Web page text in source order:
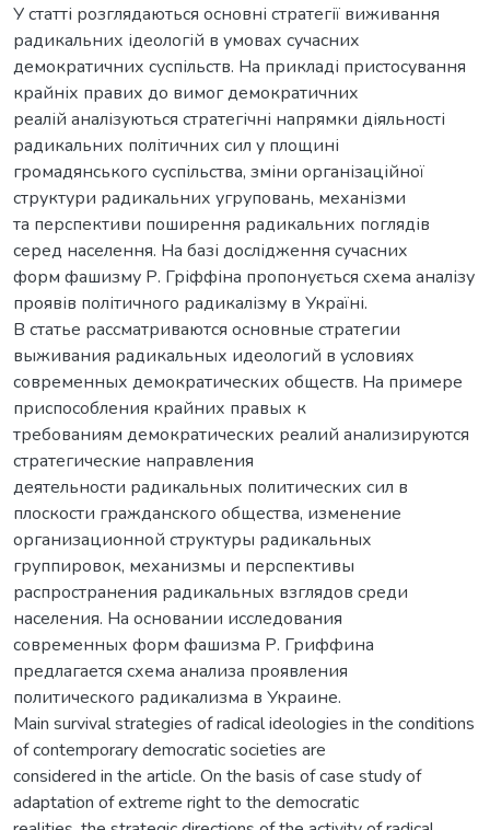
У статті розглядаються основні стратегії виживання
радикальних ідеологій в умовах сучасних
демократичних суспільств. На прикладі пристосування
крайніх правих до вимог демократичних
реалій аналізуються стратегічні напрямки діяльності
радикальних політичних сил у площині
громадянського суспільства, зміни організаційної
структури радикальних угруповань, механізми
та перспективи поширення радикальних поглядів
серед населення. На базі дослідження сучасних
форм фашизму Р. Гріффіна пропонується схема аналізу
проявів політичного радикалізму в Україні.
В статье рассматриваются основные стратегии
выживания радикальных идеологий в условиях
современных демократических обществ. На примере
приспособления крайних правых к
требованиям демократических реалий анализируются
стратегические направления
деятельности радикальных политических сил в
плоскости гражданского общества, изменение
организационной структуры радикальных
группировок, механизмы и перспективы
распространения радикальных взглядов среди
населения. На основании исследования
современных форм фашизма Р. Гриффина
предлагается схема анализа проявления
политического радикализма в Украине.
Main survival strategies of radical ideologies in the conditions
of contemporary democratic societies are
considered in the article. On the basis of case study of
adaptation of extreme right to the democratic